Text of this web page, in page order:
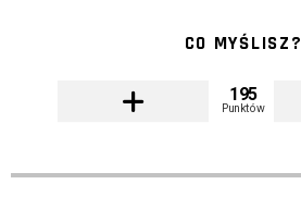
CO MYŚLISZ?
195
Punktów